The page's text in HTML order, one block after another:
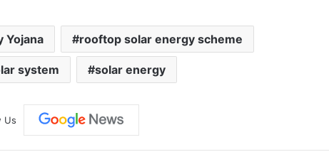
Yojana rooftop solar energy scheme
system solar energy
Us